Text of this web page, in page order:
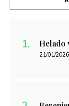
Helado
21/01/2026